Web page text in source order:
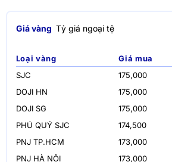
Giá vàng Tỷ giá ngoại tệ
Loại vàng Giá mua
SJC
175,000
DOJI HN
175,000
DOJI SG
175,000
PHÚ QUÝ SJC
174,500
PNJ TP.HCM
173,000
PNJ HÀ NỘI
173,000